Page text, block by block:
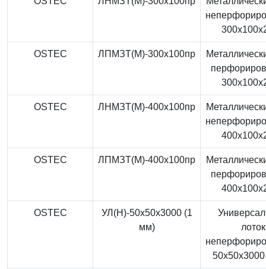
OSTEC ЛПМЗТ(М)-300x100пр
OSTEC ЛНМЗТ(М)-400x100пр
OSTEC ЛПМЗТ(М)-400x100пр
OSTEC
УЛ(Н)-50x50x3000 (1
мм)
лоток